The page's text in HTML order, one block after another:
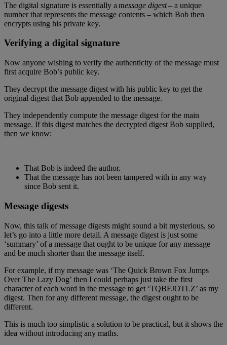
The digital signature is essentially a message digest– a unique
number that represents the message contents – which Bob then
encrypts using his private key.
Verifying a digital signature
Now anyone wishing to verify the authenticity of the message must
first acquire Bob’s public key.
They decrypt the message digest with his public key to get the
original digest that Bob appended to the message.
They independently compute the message digest for the main
message. If this digest matches the decrypted digest Bob supplied,
then we know:
That Bob is indeed the author.
That the message has not been tampered with in any way
since Bob sent it.
Message digests
Now, this talk of message digests might sound a bit mysterious, so
let’s go into a little more detail. A message digest is just some
‘summary’ of a message that ought to be unique for any message
and be much shorter than the message itself.
For example, if my message was ‘The Quick Brown Fox Jumps
Over The Lazy Dog’ then I could perhaps just take the first
character of each word in the message to get ‘TQBFJOTLZ’ as my
digest. Then for any different message, the digest ought to be
different.
This is much too simplistic a solution to be practical, but it shows the
idea without introducing any maths.